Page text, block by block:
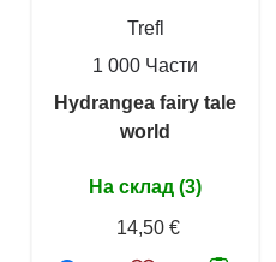
Trefl
1 000 Части
Hydrangea fairy tale
world
На склад (3)
14,50 €